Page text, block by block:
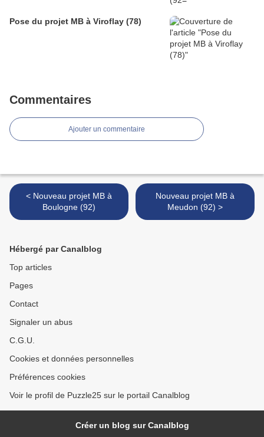
Pose du projet MB à Viroflay (78)
Commentaires
Ajouter un commentaire
< Nouveau projet MB à
Boulogne (92)
Nouveau projet MB à
Meudon (92) >
Hébergé par Canalblog
Top articles
Pages
Contact
Signaler un abus
C.G.U.
Cookies et données personnelles
Préférences cookies
Voir le profil de Puzzle25 sur le portail Canalblog
Créer un blog sur Canalblog